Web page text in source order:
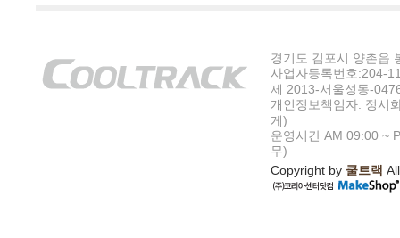
경기도 김포시 양촌읍
사업자등록번호:204-
제 2013-서울성동-
개인정보책임자: 정시
게)
운영시간 AM 09:00 ~
무)
Copyright by 쿨트랙